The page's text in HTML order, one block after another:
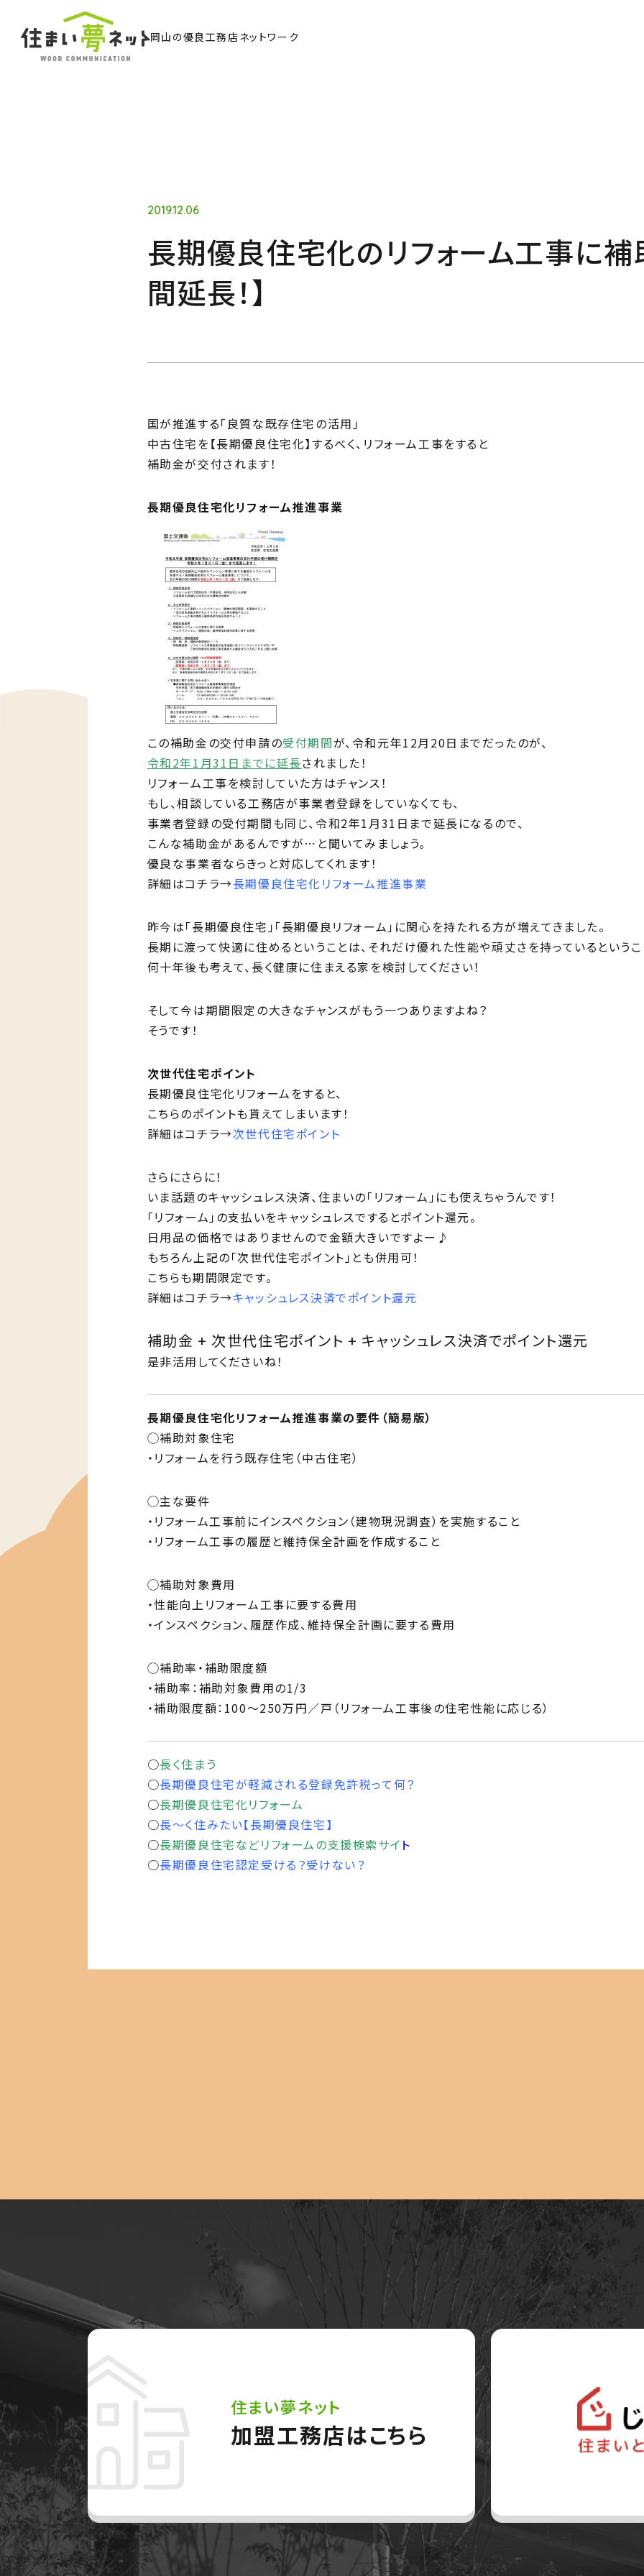
岡山の優良工務店ネットワーク
Concept
住まい夢ネット加盟工務店
2019.12.06
長期優良住宅化のリフォーム工事に補
間延長！】
国が推進する「良質な既存住宅の活用」
中古住宅を【長期優良住宅化】するべく、リフォーム工事をすると
補助金が交付されます！
長期優良住宅化リフォーム推進事業
この補助金の交付申請の受付期間が、令和元年12月20日までだったのが、
令和2年1月31日までに延長されました！
リフォーム工事を検討していた方はチャンス！
もし、相談している工務店が事業者登録をしていなくても、
事業者登録の受付期間も同じ、令和2年1月31日まで延長になるので、
こんな補助金があるんですが…と聞いてみましょう。
優良な事業者ならきっと対応してくれます！
詳細はコチラ→長期優良住宅化リフォーム推進事業
昨今は「長期優良住宅」「長期優良リフォーム」に関心を持たれる方が増えてきました。
長期に渡って快適に住めるということは、それだけ優れた性能や頑丈さを持っているというこ
何十年後も考えて、長く健康に住まえる家を検討してください！
そして今は期間限定の大きなチャンスがもう一つありますよね？
そうです！
次世代住宅ポイント
長期優良住宅化リフォームをすると、
こちらのポイントも貰えてしまいます！
詳細はコチラ→次世代住宅ポイント
さらにさらに！
いま話題のキャッシュレス決済、住まいの「リフォーム」にも使えちゃうんです！
「リフォーム」の支払いをキャッシュレスでするとポイント還元。
日用品の価格ではありませんので金額大きいですよー♪
もちろん上記の「次世代住宅ポイント」とも併用可！
こちらも期間限定です。
詳細はコチラ→キャッシュレス決済でポイント還元
補助金 + 次世代住宅ポイント + キャッシュレス決済でポイント還元
是非活用してくださいね！
長期優良住宅化リフォーム推進事業の要件（簡易版）
◯補助対象住宅
・リフォームを行う既存住宅（中古住宅）
◯主な要件
・リフォーム工事前にインスペクション（建物現況調査）を実施すること
・リフォーム工事の履歴と維持保全計画を作成すること
◯補助対象費用
・性能向上リフォーム工事に要する費用
・インスペクション、履歴作成、維持保全計画に要する費用
◯補助率・補助限度額
・補助率：補助対象費用の1/3
・補助限度額：100～250万円／戸（リフォーム工事後の住宅性能に応じる）
○長く住まう
○長期優良住宅が軽減される登録免許税って何？
○長期優良住宅化リフォーム
○長～く住みたい【長期優良住宅】
○長期優良住宅などリフォームの支援検索サイ ト
○長期優良住宅認定受ける？受けない？
住まい夢ネット
加盟工務店はこちら